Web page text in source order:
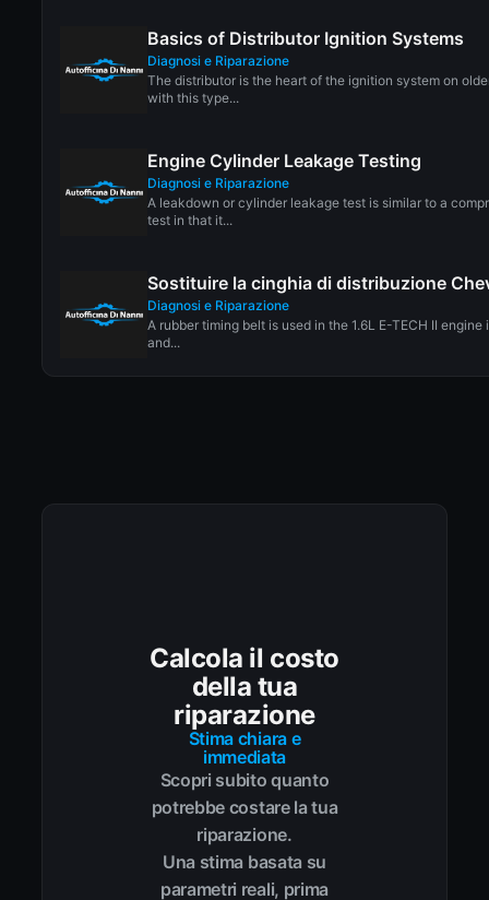
Basics of Distributor Ignition Systems
Diagnosi e Riparazione
The distributor is the heart of the ignition system on
with this type...
Engine Cylinder Leakage Testing
Diagnosi e Riparazione
A leakdown or cylinder leakage test is similar to a
test in that it...
Sostituire la cinghia di distribuzione
Diagnosi e Riparazione
A rubber timing belt is used in the 1.6L E-TECH II
and...
Calcola il costo
della tua
riparazione
Stima chiara e
immediata
Scopri subito quanto
potrebbe costare la tua
riparazione.
Una stima basata su
parametri reali, prima